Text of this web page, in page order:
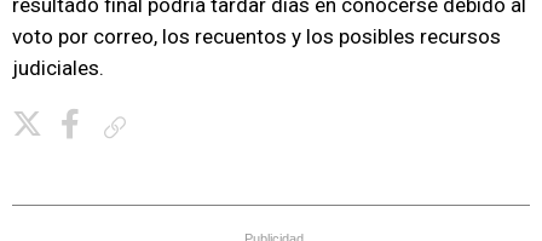
resultado final podría tardar días en conocerse debido al
voto por correo, los recuentos y los posibles recursos
judiciales.